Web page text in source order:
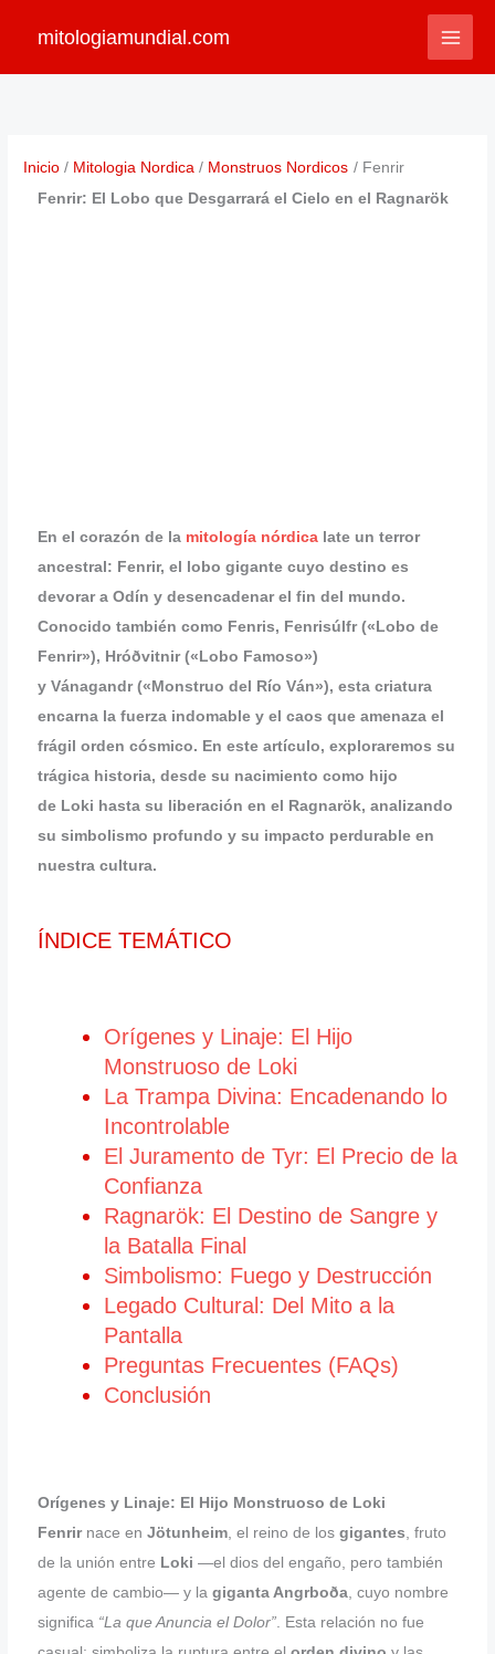
contenido
mitologiamundial.com
Inicio Mitologia Nordica Monstruos Nordicos
Fenrir
Fenrir: El Lobo que Desgarrará el Cielo en el Ragnarök
En el corazón de la mitología nórdica late un terror
ancestral: Fenrir, el lobo gigante cuyo destino es
devorar a Odín y desencadenar el fin del mundo.
Conocido también como Fenris, Fenrisúlfr(«Lobo de
Fenrir»), Hróðvitnir(«Lobo Famoso»)
y Vánagandr(«Monstruo del Río Ván»), esta criatura
encarna la fuerza indomable y el caos que amenaza el
frágil orden cósmico. En este artículo, exploraremos su
trágica historia, desde su nacimiento como hijo
de Loki hasta su liberación en el Ragnarök, analizando
su simbolismo profundo y su impacto perdurable en
nuestra cultura.
ÍNDICE TEMÁTICO
Orígenes y Linaje: El Hijo
Monstruoso de Loki
La Trampa Divina: Encadenando lo
Incontrolable
El Juramento de Tyr: El Precio de la
Confianza
Ragnarök: El Destino de Sangre y
la Batalla Final
Simbolismo: Fuego y Destrucción
Legado Cultural: Del Mito a la
Pantalla
Preguntas Frecuentes (FAQs)
Conclusión
Orígenes y Linaje: El Hijo Monstruoso de Loki
Fenrirnace en Jötunheim, el reino de los gigantes, fruto
de la unión entre Loki —el dios del engaño, pero también
agente de cambio— y la giganta Angrboða, cuyo nombre
significa “La que Anuncia el Dolor”. Esta relación no fue